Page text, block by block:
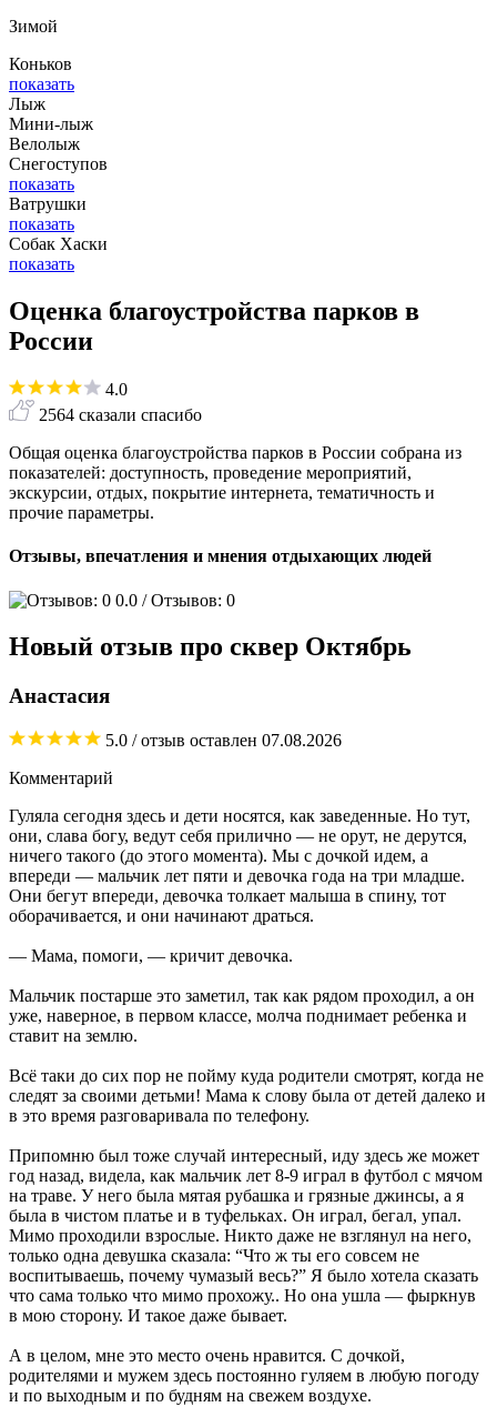
Зимой
Коньков
показать
Лыж
Мини-лыж
Велолыж
Снегоступов
показать
Ватрушки
показать
Собак Хаски
показать
Оценка благоустройства парков в
России
4.0
2564 сказали спасибо
Общая оценка благоустройства парков в России собрана из
показателей: доступность, проведение мероприятий,
экскурсии, отдых, покрытие интернета, тематичность и
прочие параметры.
Отзывы, впечатления и мнения отдыхающих людей
0.0 / Отзывов: 0
Новый отзыв про сквер Октябрь
Анастасия
5.0 / отзыв оставлен 07.08.2026
Комментарий
Гуляла сегодня здесь и дети носятся, как заведенные. Но тут,
они, слава богу, ведут себя прилично — не орут, не дерутся,
ничего такого (до этого момента). Мы с дочкой идем, а
впереди — мальчик лет пяти и девочка года на три младше.
Они бегут впереди, девочка толкает малыша в спину, тот
оборачивается, и они начинают драться.
— Мама, помоги, — кричит девочка.
Мальчик постарше это заметил, так как рядом проходил, а он
уже, наверное, в первом классе, молча поднимает ребенка и
ставит на землю.
Всё таки до сих пор не пойму куда родители смотрят, когда не
следят за своими детьми! Мама к слову была от детей далеко и
в это время разговаривала по телефону.
Припомню был тоже случай интересный, иду здесь же может
год назад, видела, как мальчик лет 8-9 играл в футбол с мячом
на траве. У него была мятая рубашка и грязные джинсы, а я
была в чистом платье и в туфельках. Он играл, бегал, упал.
Мимо проходили взрослые. Никто даже не взглянул на него,
только одна девушка сказала: “Что ж ты его совсем не
воспитываешь, почему чумазый весь?” Я было хотела сказать
что сама только что мимо прохожу.. Но она ушла — фыркнув
в мою сторону. И такое даже бывает.
А в целом, мне это место очень нравится. С дочкой,
родителями и мужем здесь постоянно гуляем в любую погоду
и по выходным и по будням на свежем воздухе.